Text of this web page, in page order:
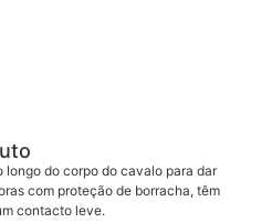
longo do corpo do cavalo para dar
com proteção de borracha, têm
contacto leve.